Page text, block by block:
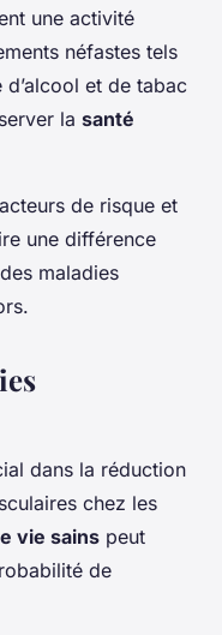
une activité
néfastes tels
et de tabac
la santé
de risque et
une différence
maladies
dans la réduction
chez les
vie sains peut
de